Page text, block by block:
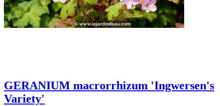
GERANIUM macrorrhizum 'Ingwersen's
Variety'